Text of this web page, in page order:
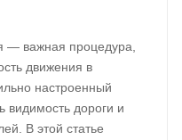
— важная процедура,
движения в
настроенный
видимость дороги и
В этой статье